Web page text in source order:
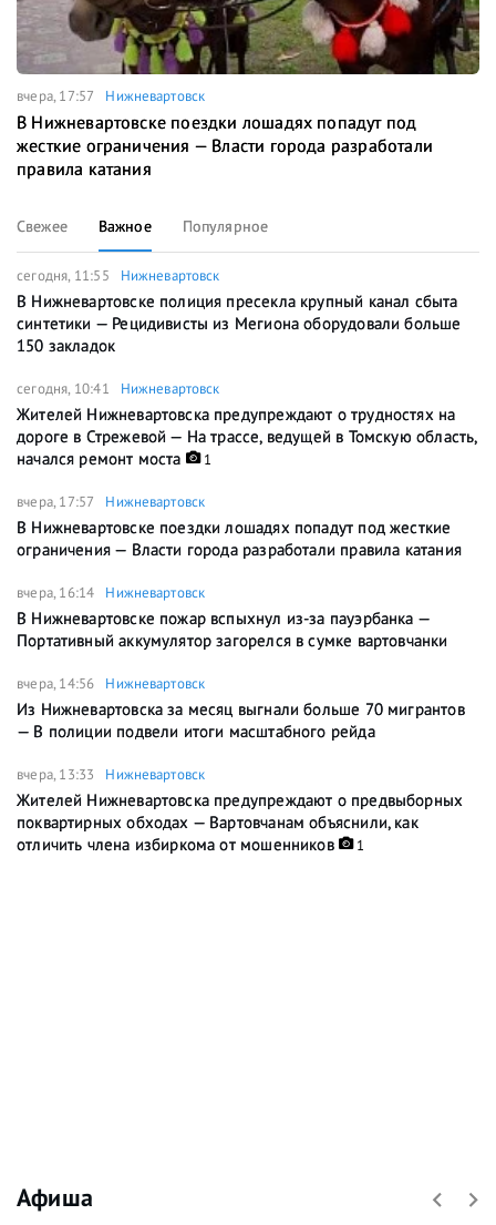
вчера, 17:57 Нижневартовск
В Нижневартовске поездки лошадях попадут под
жесткие ограничения — Власти города разработали
правила катания
Свежее Важное Популярное
сегодня, 11:55 Нижневартовск
В Нижневартовске полиция пресекла крупный канал сбыта
синтетики — Рецидивисты из Мегиона оборудовали больше
150 закладок
сегодня, 10:41 Нижневартовск
Жителей Нижневартовска предупреждают о трудностях на
дороге в Стрежевой — На трассе, ведущей в Томскую область,
начался ремонт моста
1
вчера, 17:57 Нижневартовск
В Нижневартовске поездки лошадях попадут под жесткие
ограничения — Власти города разработали правила катания
вчера, 16:14 Нижневартовск
В Нижневартовске пожар вспыхнул из-за пауэрбанка —
Портативный аккумулятор загорелся в сумке вартовчанки
вчера, 14:56 Нижневартовск
Из Нижневартовска за месяц выгнали больше 70 мигрантов
— В полиции подвели итоги масштабного рейда
вчера, 13:33 Нижневартовск
Жителей Нижневартовска предупреждают о предвыборных
поквартирных обходах — Вартовчанам объяснили, как
отличить члена избиркома от мошенников
1
Афиша